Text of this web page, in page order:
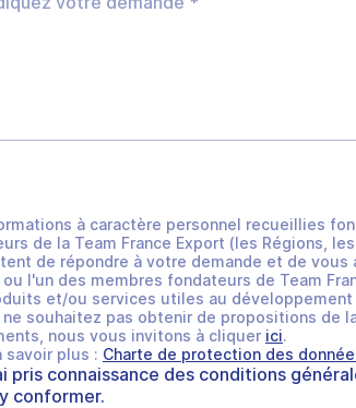
à caractère personnel recueillies
de la Team France Export (les Régions,
de répondre à votre demande et de
ou l'un des membres fondateurs de Team
et/ou services utiles au
souhaitez pas obtenir de propositions de
nous vous invitons à cliquer ici.
savoir plus : Charte de protection des
pris connaissance des conditions
conformer.